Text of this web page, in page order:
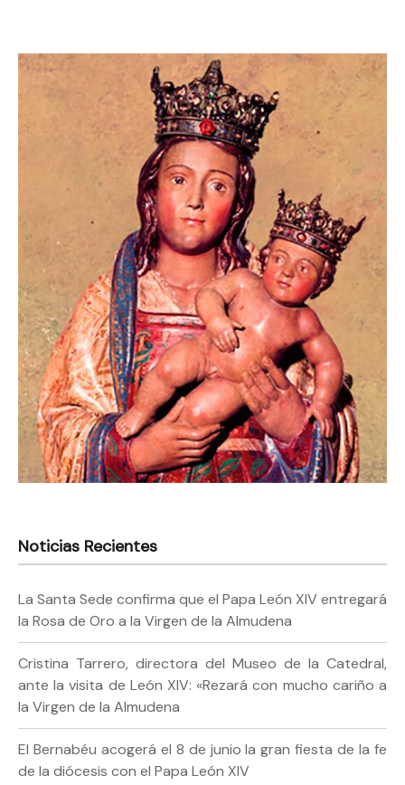
Noticias Recientes
La Santa Sede confirma que el Papa León XIV entregará
la Rosa de Oro a la Virgen de la Almudena
Cristina Tarrero, directora del Museo de la Catedral,
ante la visita de León XIV: «Rezará con mucho cariño a
la Virgen de la Almudena
El Bernabéu acogerá el 8 de junio la gran fiesta de la fe
de la diócesis con el Papa León XIV